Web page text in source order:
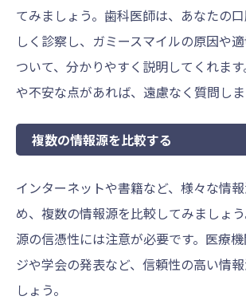
てみましょう。歯科医師は、あなたの
しく診察し、ガミースマイルの原因や
ついて、分かりやすく説明してくれま
や不安な点があれば、遠慮なく質問しま
複数の情報源を比較する
インターネットや書籍など、様々な情
め、複数の情報源を比較してみましょ
源の信憑性には注意が必要です。医療
ジや学会の発表など、信頼性の高い情
しょう。